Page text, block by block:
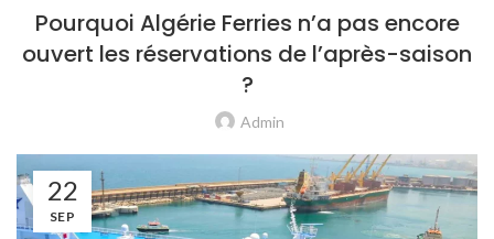
Pourquoi Algérie Ferries n’a pas encore
ouvert les réservations de l’après-saison
?
Admin
22
SEP